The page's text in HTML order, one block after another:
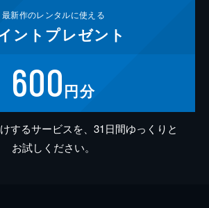
最新作のレンタルに使える
ント プレゼント
600円分
するサービスを、31日間ゆっくりと
お試しください。